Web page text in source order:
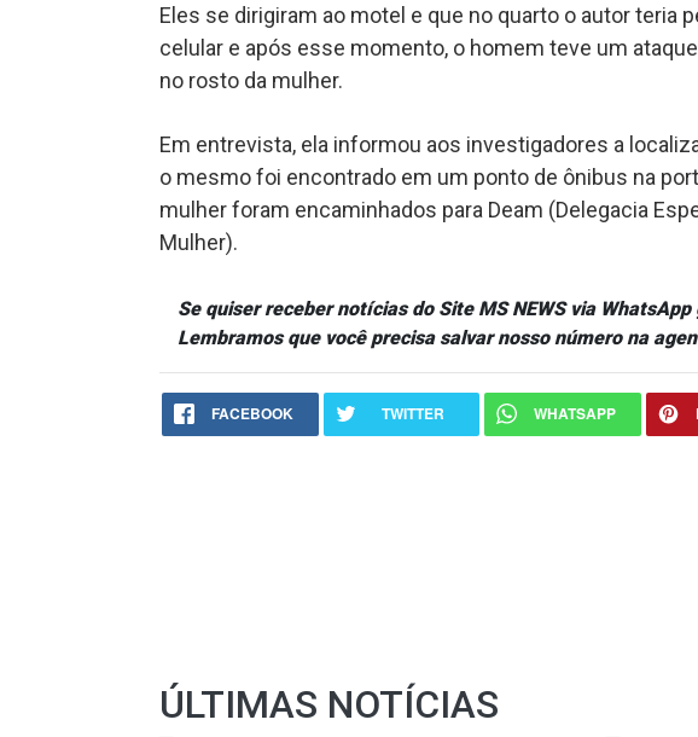
Eles se dirigiram ao motel e que no quarto o autor teria
celular e após esse momento, o homem teve um
no rosto da mulher.
Em entrevista, ela informou aos investigadores a
o mesmo foi encontrado em um ponto de ônibus na
mulher foram encaminhados para Deam (Delegacia
Mulher).
Se quiser receber notícias do Site MS NEWS via
Lembramos que você precisa salvar nosso número na
FACEBOOK TWITTER WHATSAPP
ÚLTIMAS NOTÍCIAS